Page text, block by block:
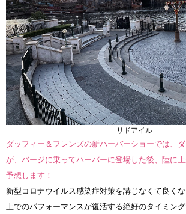
リドアイル
ダッフィー＆フレンズの新ハーバーショーでは、
が、バージに乗ってハーバーに登場した後、陸に
予想します！
新型コロナウイルス感染症対策を講じなくて良く
上でのパフォーマンスが復活する絶好のタイミング